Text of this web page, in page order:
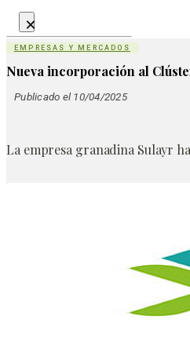
×
EMPRESAS Y MERCADOS
Nueva incorporación al
Publicado el 10/04/2025
La empresa granadina Sulayr